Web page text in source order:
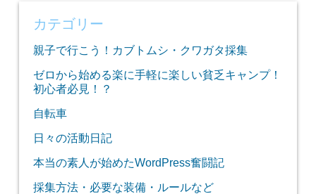
カテゴリー
親子で行こう！カブトムシ・クワガタ採集
ゼロから始める楽に手軽に楽しい貧乏キャンプ！
初心者必見！？
自転車
日々の活動日記
本当の素人が始めたWordPress奮闘記
採集方法・必要な装備・ルールなど